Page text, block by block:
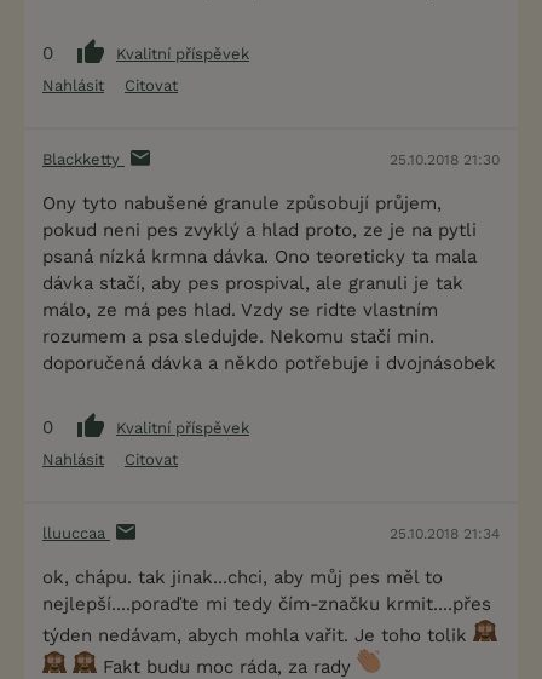
0
Kvalitní příspěvek
Nahlásit
Citovat
Blackketty 25.10.2018 21:30
Ony tyto nabušené granule způsobují průjem,
pokud neni pes zvyklý a hlad proto, ze je na pytli
psaná nízká krmna dávka. Ono teoreticky ta mala
dávka stačí, aby pes prospival, ale granuli je tak
málo, ze má pes hlad. Vzdy se ridte vlastním
rozumem a psa sledujde. Nekomu stačí min.
doporučená dávka a někdo potřebuje i dvojnásobek
0
Kvalitní příspěvek
Nahlásit
Citovat
lluuccaa 25.10.2018 21:34
ok, chápu. tak jinak...chci, aby můj pes měl to
nejlepší....poraďte mi tedy čím-značku krmit....přes
týden nedávam, abych mohla vařit. Je toho tolik
Fakt budu moc ráda, za rady